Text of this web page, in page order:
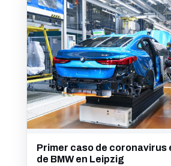
Primer caso de coronavirus
de BMW en Leipzig